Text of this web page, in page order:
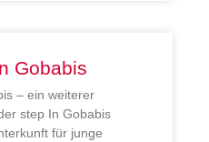
Gobabis
– ein weiterer
step In Gobabis
für junge